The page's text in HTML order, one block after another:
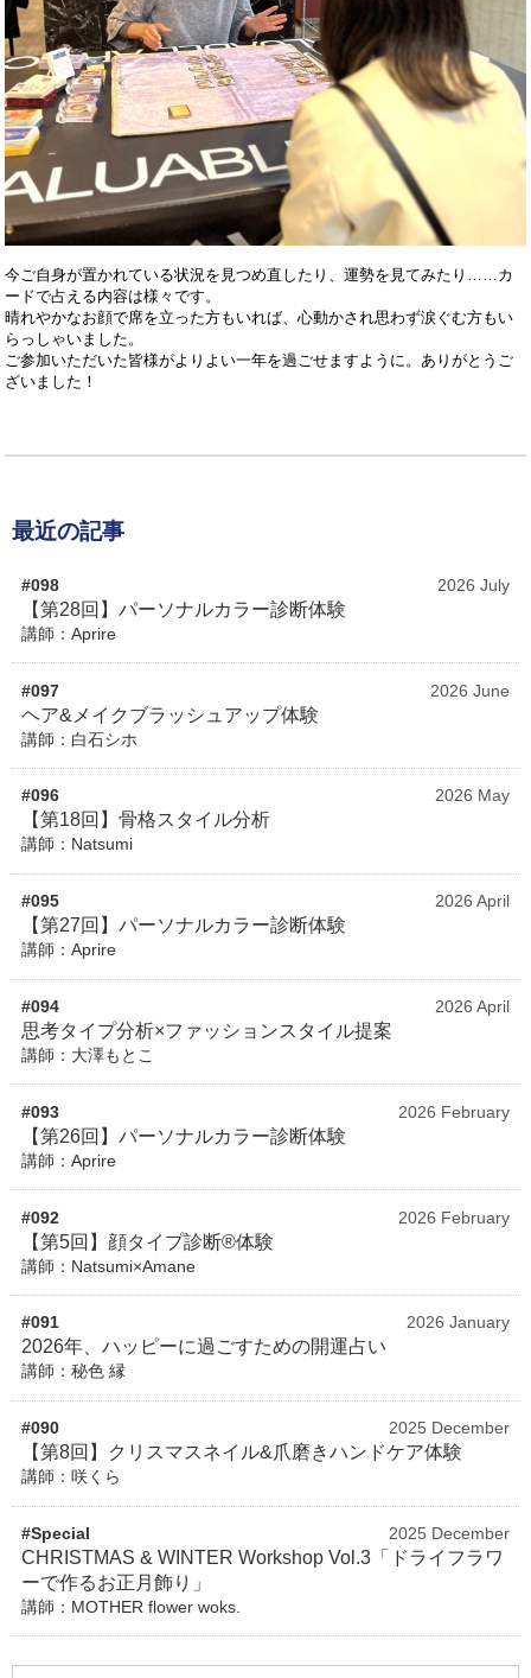
今ご自身が置かれている状況を見つめ直したり、運勢を見てみたり…… カ
ードで占える内容は様々です。
晴れやかなお顔で席を立った方もいれば、心動かされ思わず涙ぐむ方もい
らっしゃいました。
ご参加いただいた皆様がよりよい一年を過ごせますように。ありがとうご
ざいました！
最近の記事
#098 2026 July
【第28回】パーソナルカラー診断体験
講師：Aprire
#097 2026 June
ヘア&メイクブラッシュアップ体験
講師：白石シホ
#096 2026 May
【第18回】骨格スタイル分析
講師：Natsumi
#095 2026 April
【第27回】パーソナルカラー診断体験
講師：Aprire
#094 2026 April
思考タイプ分析×ファッションスタイル提案
講師：大澤もとこ
#093 2026 February
【第26回】パーソナルカラー診断体験
講師：Aprire
#092 2026 February
【第5回】顔タイプ診断®体験
講師：Natsumi×Amane
#091 2026 January
2026年、ハッピーに過ごすための開運占い
講師：秘色 縁
#090 2025 December
【第8回】クリスマスネイル&爪磨きハンドケア体験
講師：咲くら
#Special 2025 December
CHRISTMAS & WINTER Workshop Vol.3「ドライフラワ
ーで作るお正月飾り」
講師：MOTHER flower woks.